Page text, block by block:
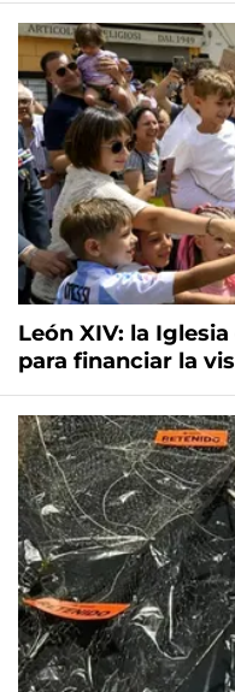
León XIV: la
para financiar la